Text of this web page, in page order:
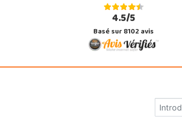
4.5/5
Basé sur 8102 avis